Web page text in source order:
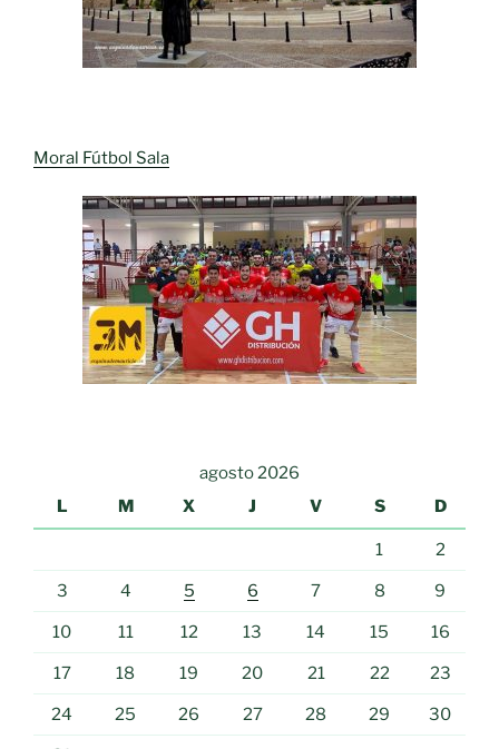
Moral Fútbol Sala
agosto 2026
L
M X J V S D
1 2
3 4 5 6 7 8 9
10 11 12 13 14 15 16
17 18 19 20 21 22 23
24 25 26 27 28 29 30